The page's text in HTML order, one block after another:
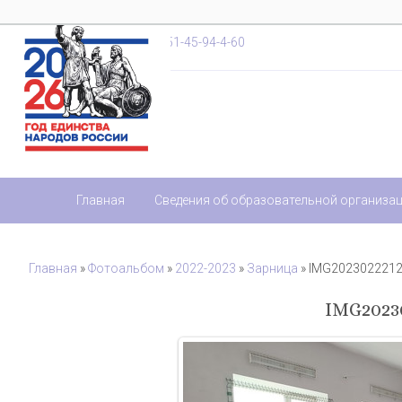
+7-851-45-94-4-20,+7-851-45-94-4-60
Главная Сведения об образовательной
Главная »Фотоальбом » 2022-2023 » Зарница »